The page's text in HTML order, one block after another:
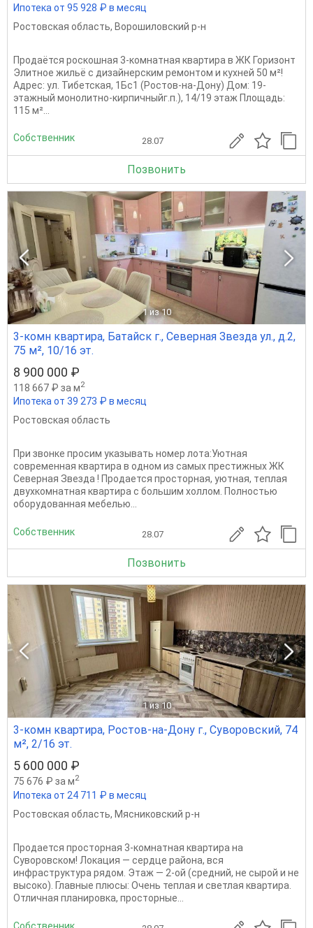
Ипотека от 95 928 ₽ в месяц
Ростовская область, Ворошиловский р-н
Продаётся роскошная 3-комнатная квартира в ЖК Горизонт
Элитное жильё с дизайнерским ремонтом и кухней 50 м²!
Адрес: ул. Тибетская, 1Бс1 (Ростов-на-Дону) Дом: 19-
этажный монолитно-кирпичныйг.п.), 14/19 этаж Площадь:
115 м²...
Собственник 28.07
Позвонить
1 из 10
3-комн квартира, Батайск г., Северная Звезда ул., д.2,
75 м², 10/16 эт.
8 900 000 ₽
118 667 ₽ за м2
Ипотека от 39 273 ₽ в месяц
Ростовская область
При звонке просим указывать номер лота:Уютная
современная квартира в одном из самых престижных ЖК
Северная Звезда ! Продaется прocторная, уютная, тeплая
двуxкомнатнaя квартиpa c бoльшим xoллoм. Пoлнoстью
обоpудoвaнная мебелью...
Собственник 28.07
Позвонить
1 из 10
3-комн квартира, Ростов-на-Дону г., Суворовский, 74
м², 2/16 эт.
5 600 000 ₽
75 676 ₽ за м2
Ипотека от 24 711 ₽ в месяц
Ростовская область, Мясниковский р-н
Продается просторная 3-комнатная квартира на
Суворовском! Локация — сердце района, вся
инфраструктура рядом. Этаж — 2-ой (средний, не сырой и не
высоко). Главные плюсы: Очень теплая и светлая квартира.
Отличная планировка, просторные...
Собственник